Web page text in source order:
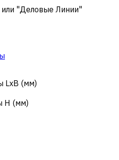
"Деловые Линии"
LxB (мм)
H (мм)